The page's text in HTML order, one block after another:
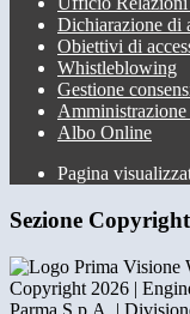
Dichiarazione di
Obiettivi di
Whistleblowing
Gestione
Amministrazione
Albo Online
Pagina
Sezione Copyright
Copyright 2026 |
Parma S.p.A. |